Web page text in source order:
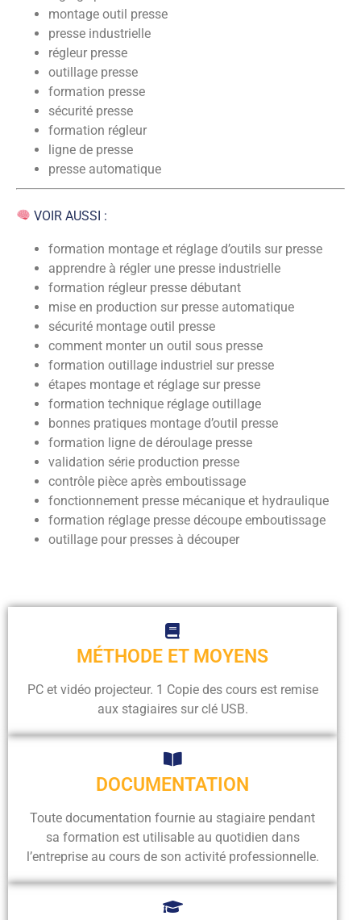
montage outil presse
presse industrielle
régleur presse
outillage presse
formation presse
sécurité presse
formation régleur
ligne de presse
presse automatique
VOIR AUSSI :
formation montage et réglage d’outils sur presse
apprendre à régler une presse industrielle
formation régleur presse débutant
mise en production sur presse automatique
sécurité montage outil presse
comment monter un outil sous presse
formation outillage industriel sur presse
étapes montage et réglage sur presse
formation technique réglage outillage
bonnes pratiques montage d’outil presse
formation ligne de déroulage presse
validation série production presse
contrôle pièce après emboutissage
fonctionnement presse mécanique et hydraulique
formation réglage presse découpe emboutissage
outillage pour presses à découper
MÉTHODE ET MOYENS
PC et vidéo projecteur. 1 Copie des cours est remise
aux stagiaires sur clé USB.
DOCUMENTATION
Toute documentation fournie au stagiaire pendant
sa formation est utilisable au quotidien dans
l’entreprise au cours de son activité professionnelle.